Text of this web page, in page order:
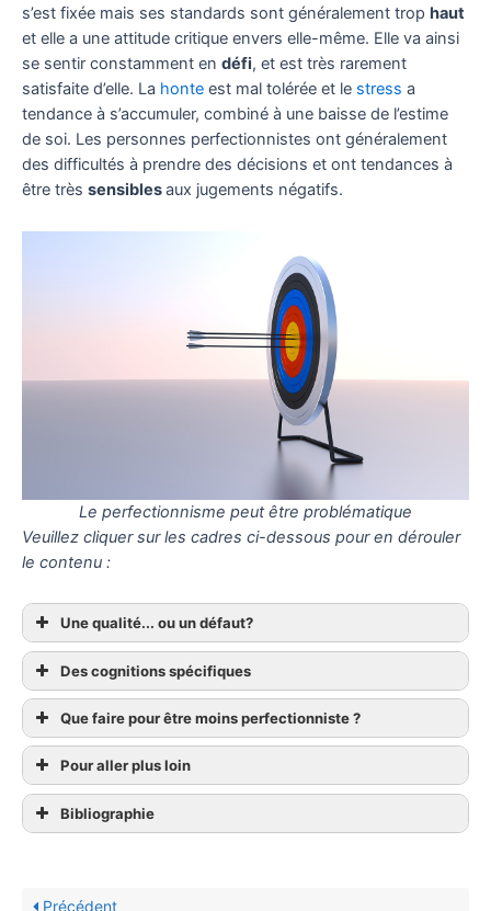
s’est fixée mais ses standards sont généralement trop haut
et elle a une attitude critique envers elle-même. Elle va ainsi
se sentir constamment en défi, et est très rarement
satisfaite d’elle. La honte est mal tolérée et le stress a
tendance à s’accumuler, combiné à une baisse de l’estime
de soi. Les personnes perfectionnistes ont généralement
des difficultés à prendre des décisions et ont tendances à
être très sensiblesaux jugements négatifs.
Le perfectionnisme peut être problématique
Veuillez cliquer sur les cadres ci-dessous pour en dérouler
le contenu :
Une qualité... ou un défaut?
Des cognitions spécifiques
Que faire pour être moins perfectionniste ?
Pour aller plus loin
Bibliographie
Précédent